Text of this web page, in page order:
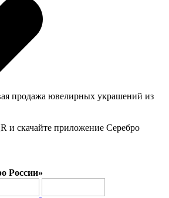
продажа ювелирных украшений из
и скачайте приложение Серебро
России»